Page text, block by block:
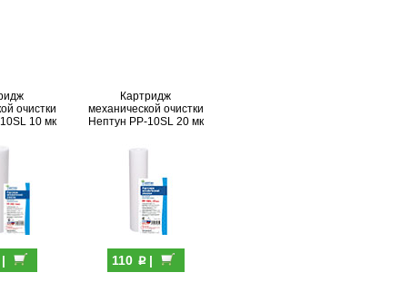
очистки
10 мк
Картридж
механической очистки
Нептун PP-10SL 20 мк
110 p|